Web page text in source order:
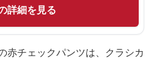
詳細を見る
赤チェックパンツは、クラシカ